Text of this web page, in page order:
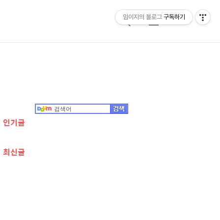
검
메
정
인기글
최신글
임이지의 블로그 구독하기